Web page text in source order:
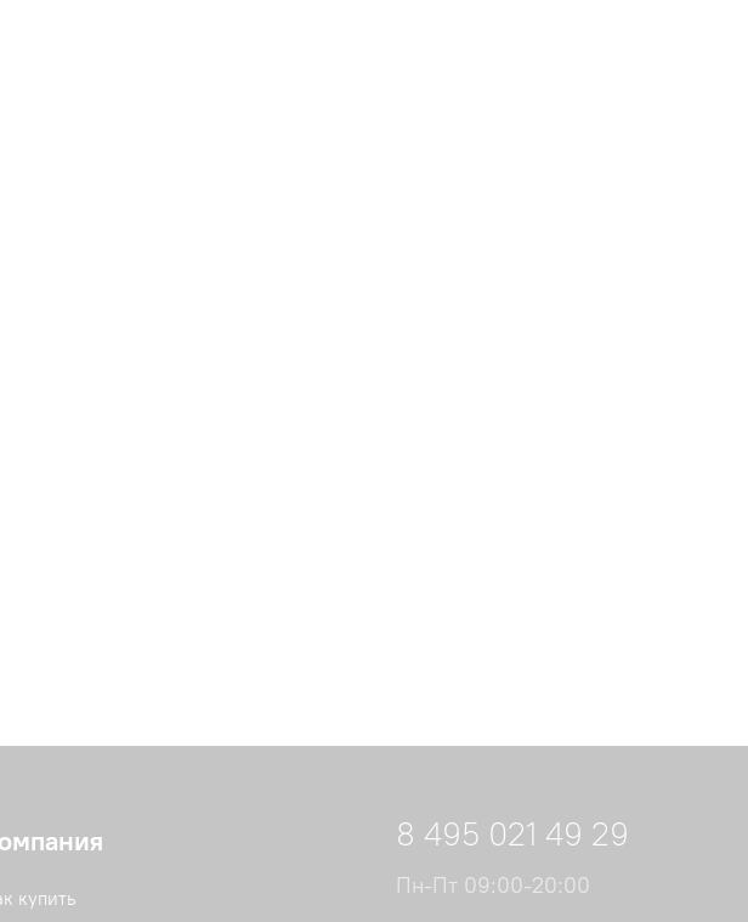
купить
8 495 021 49 29
Пн-Пт 09:00-20:00